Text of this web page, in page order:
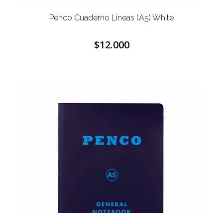
Penco Cuaderno Líneas (A5) White
$12.000